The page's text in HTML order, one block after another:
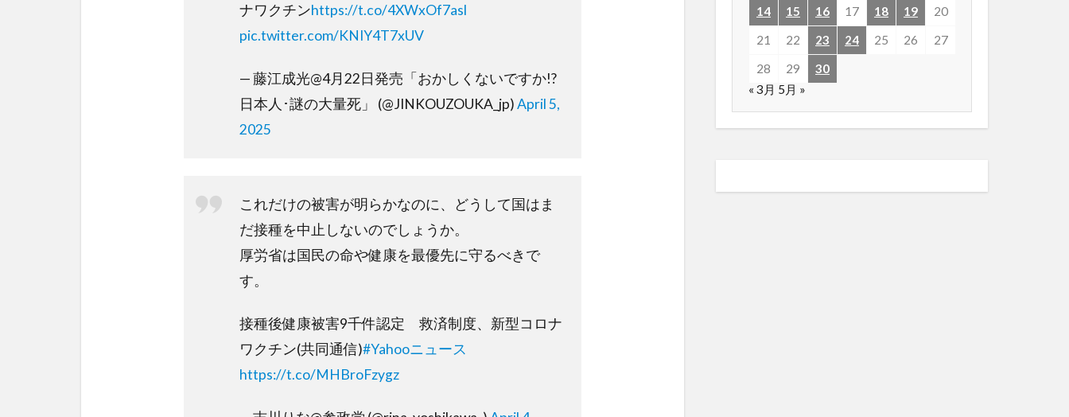
ナワクチンhttps://t.co/4XWxOf7asl
pic.twitter.com/KNIY4T7xUV
— 藤江成光@4月22日発売「おかしくないですか!?
日本人･謎の大量死」 (@JINKOUZOUKA_jp)April 5,
2025
これだけの被害が明らかなのに、どうして国はま
だ接種を中止しないのでしょうか。
厚労省は国民の命や健康を最優先に守るべきで
す。
接種後健康被害9千件認定 救済制度、新型コロナ
ワクチン(共同通信)#Yahooニュース
https://t.co/MHBroFzygz
14
15 16 17 18 19
20
21
22 23 24 25 26
27
28
29
30
« 3月 5月 »